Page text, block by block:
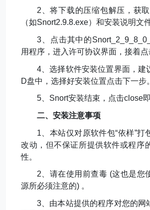
2 、将下载的压缩包解压，获取
（如Snort2.9.8.exe）和安装说明文件
3 、点击其中的
用程序，进入许可协议界面，接着点
4 、选择软件安装位置界面，建
D盘中，选择好安装位置点击下一步。
5 Snort安装结束，点击close
二、安装注意事项
1 、本站仅对原软件包“依样”
改动，但不保证所提供软件或程序
性。
2 、请在使用前查毒 (这也是您
源所必须注意的) 。
3 、由本站提供的程序对您的